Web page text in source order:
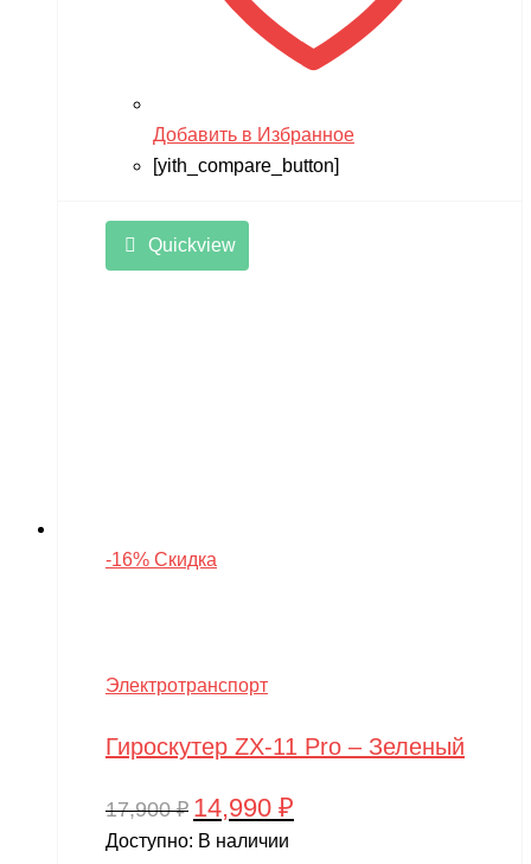
Добавить в Избранное
[yith_compare_button]
Quickview
-16% Скидка
Электротранспорт
Гироскутер ZX-11 Pro – Зеленый
17,900₽ Первоначальная
цена
14,990 ₽
Доступно: В наличии